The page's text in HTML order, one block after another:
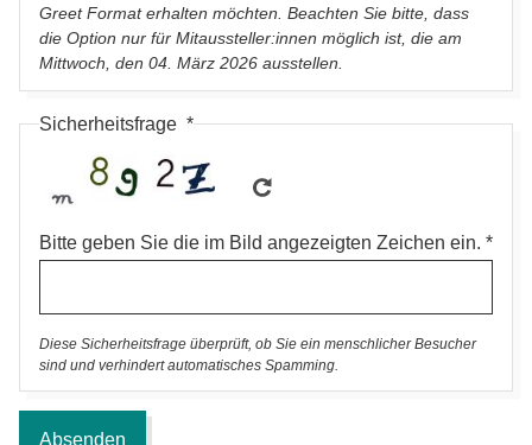
Greet Format erhalten möchten. Beachten Sie bitte, dass
die Option nur für Mitaussteller:innen möglich ist, die am
Mittwoch, den 04. März 2026 ausstellen.
Sicherheitsfrage
Bitte geben Sie die im Bild angezeigten Zeichen ein.
Diese Sicherheitsfrage überprüft, ob Sie ein menschlicher Besucher
sind und verhindert automatisches Spamming.